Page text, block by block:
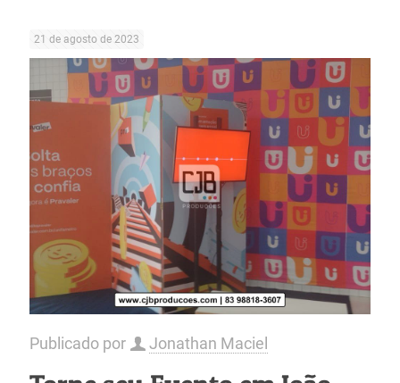
21 de agosto de 2023
Publicado por Jonathan Maciel